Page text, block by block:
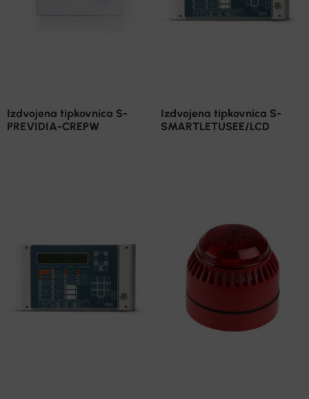
Izdvojena tipkovnica S-
PREVIDIA-CREPW
Izdvojena tipkovnica S-
SMARTLETUSEE/LCD